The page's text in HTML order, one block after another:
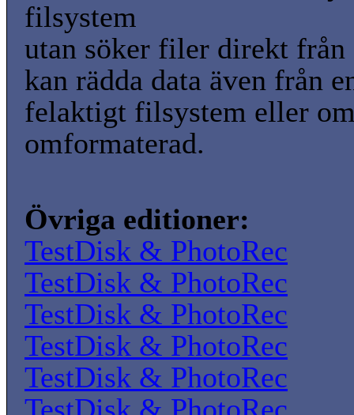
filsystem
utan söker filer direkt från
kan rädda data även från
felaktigt filsystem eller
omformaterad.
Övriga editioner:
TestDisk & PhotoRec
TestDisk & PhotoRec
TestDisk & PhotoRec
TestDisk & PhotoRec
TestDisk & PhotoRec